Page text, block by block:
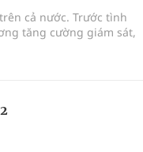
cả nước. Trước tình
tăng cường giám sát,